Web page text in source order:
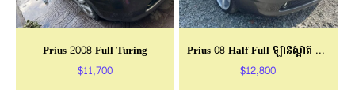
Prius 2008 Full Turing
$11,700
Prius 08 Half Full​ ឡានស្អាត​ ម្ចាស់ដេីម​
$12,800